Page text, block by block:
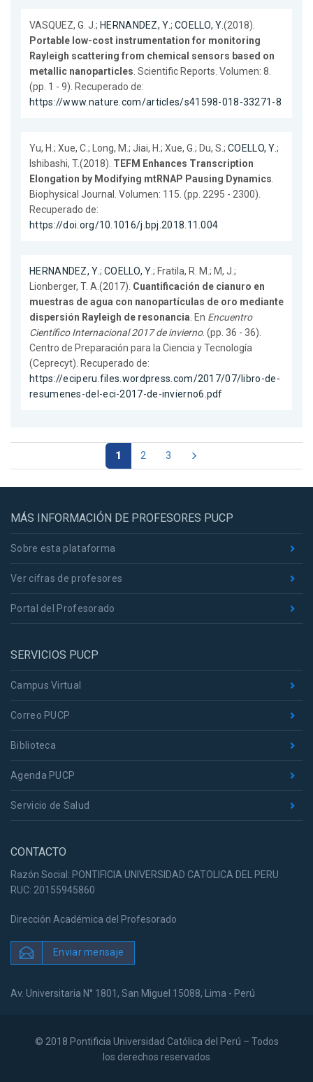
VASQUEZ, G. J.; HERNANDEZ, Y.; COELLO, Y.(2018).
Portable low-cost instrumentation for monitoring
Rayleigh scattering from chemical sensors based on
metallic nanoparticles. Scientific Reports. Volumen: 8.
(pp. 1 - 9). Recuperado de:
https://www.nature.com/articles/s41598-018-33271-8
Yu, H.; Xue, C.; Long, M.; Jiai, H.; Xue, G.; Du, S.; COELLO, Y.;
Ishibashi, T.(2018). TEFM Enhances Transcription
Elongation by Modifying mtRNAP Pausing Dynamics.
Biophysical Journal. Volumen: 115. (pp. 2295 - 2300).
Recuperado de:
https://doi.org/10.1016/j.bpj.2018.11.004
HERNANDEZ, Y.; COELLO, Y.; Fratila, R. M.; M, J.;
Lionberger, T. A.(2017). Cuantificación de cianuro en
muestras de agua con nanopartículas de oro mediante
dispersión Rayleigh de resonancia. En Encuentro
Científico Internacional 2017 de invierno. (pp. 36 - 36).
Centro de Preparación para la Ciencia y Tecnología
(Ceprecyt). Recuperado de:
https://eciperu.files.wordpress.com/2017/07/libro-de-
resumenes-del-eci-2017-de-invierno6.pdf
1 2 3
MÁS INFORMACIÓN DE PROFESORES PUCP
Sobre esta plataforma
Ver cifras de profesores
Portal del Profesorado
SERVICIOS PUCP
Campus Virtual
Correo PUCP
Biblioteca
Agenda PUCP
Servicio de Salud
CONTACTO
Razón Social: PONTIFICIA UNIVERSIDAD CATOLICA DEL PERU
RUC: 20155945860
Dirección Académica del Profesorado
Enviar mensaje
Av. Universitaria N° 1801, San Miguel 15088, Lima - Perú
© 2018 Pontificia Universidad Católica del Perú – Todos
los derechos reservados